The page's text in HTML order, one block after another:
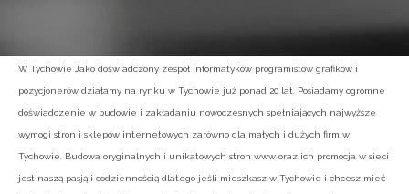
W Tychowie Jako doświadczony zespół informatyków programistów grafików i
pozycjonerów działamy na rynku w Tychowie już ponad 20 lat. Posiadamy ogromne
doświadczenie w budowie i zakładaniu nowoczesnych spełniających najwyższe
wymogi stron i sklepów internetowych zarówno dla małych i dużych firm w
Tychowie. Budowa oryginalnych i unikatowych stron www oraz ich promocja w sieci
jest naszą pasją i codziennością dlatego jeśli mieszkasz w Tychowie i chcesz mieć